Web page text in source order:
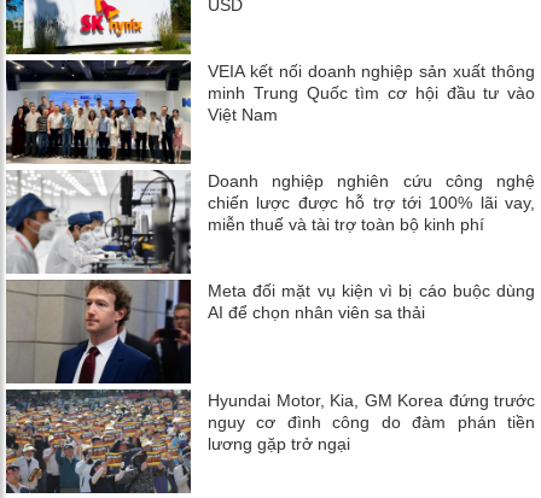
USD
VEIA kết nối doanh nghiệp sản xuất thông
minh Trung Quốc tìm cơ hội đầu tư vào
Việt Nam
Doanh nghiệp nghiên cứu công nghệ
chiến lược được hỗ trợ tới 100% lãi vay,
miễn thuế và tài trợ toàn bộ kinh phí
Meta đối mặt vụ kiện vì bị cáo buộc dùng
AI để chọn nhân viên sa thải
Hyundai Motor, Kia, GM Korea đứng trước
nguy cơ đình công do đàm phán tiền
lương gặp trở ngại